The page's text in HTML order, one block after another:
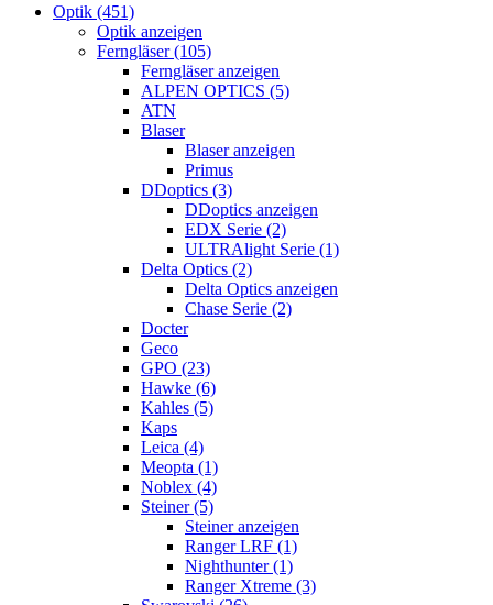
Optik (451)
Optik anzeigen
Ferngläser (105)
Ferngläser anzeigen
ALPEN OPTICS (5)
ATN
Blaser
Blaser anzeigen
Primus
DDoptics (3)
DDoptics anzeigen
EDX Serie (2)
ULTRAlight Serie (1)
Delta Optics (2)
Delta Optics anzeigen
Chase Serie (2)
Docter
Geco
GPO (23)
Hawke (6)
Kahles (5)
Kaps
Leica (4)
Meopta (1)
Noblex (4)
Steiner (5)
Steiner anzeigen
Ranger LRF (1)
Nighthunter (1)
Ranger Xtreme (3)